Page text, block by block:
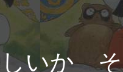
しいか